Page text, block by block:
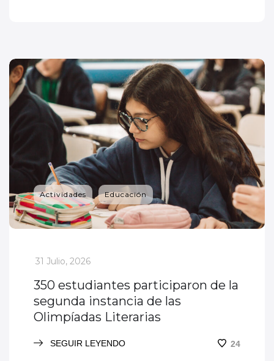
Actividades Educación
_
31 Julio, 2026
350 estudiantes participaron de la
segunda instancia de las
Olimpíadas Literarias
SEGUIR LEYENDO 24